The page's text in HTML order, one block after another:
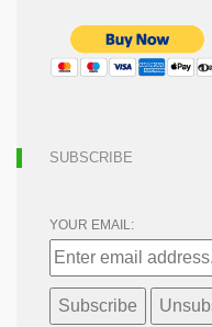
SUBSCRIBE
YOUR EMAIL: